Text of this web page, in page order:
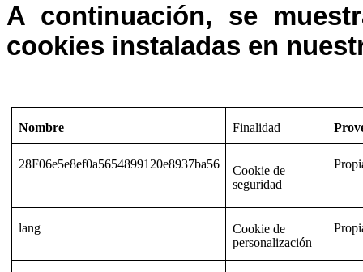
A continuación, se
cookies instaladas en
Nombre Finalidad
28F06e5e8ef0a5654899120e8937ba56
Cookie de
seguridad
lang
Cookie de
personalización